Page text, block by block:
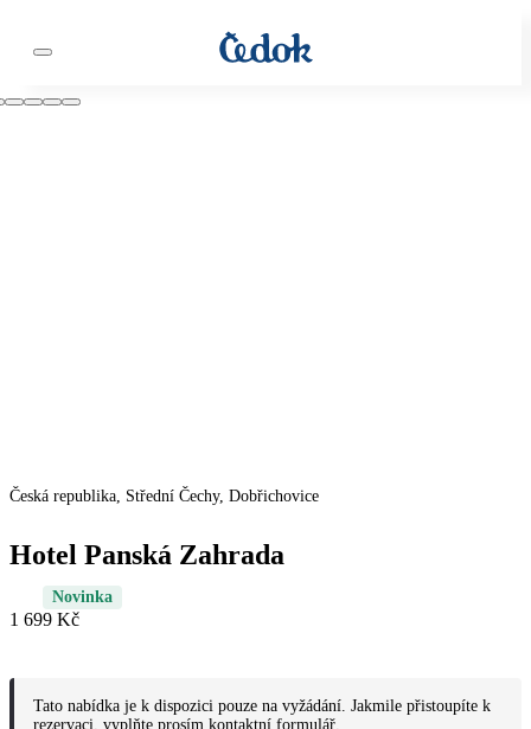
Česká republika, Střední Čechy, Dobřichovice
Hotel Panská Zahrada
Novinka
1 699 Kč
Tato nabídka je k dispozici pouze na vyžádání. Jakmile přistoupíte k
rezervaci, vyplňte prosím kontaktní formulář.